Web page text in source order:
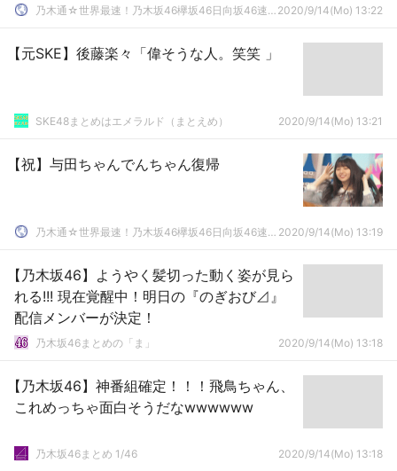
乃木通☆世界最速！乃木坂46欅坂46日向坂46速報まとめ 2020/9/14(Mo) 13:22
【元SKE】後藤楽々「偉そうな人。笑笑 」
SKE48まとめはエメラルド（まとえめ） 2020/9/14(Mo) 13:21
【祝】与田ちゃんでんちゃん復帰
乃木通☆世界最速！乃木坂46欅坂46日向坂46速報まとめ 2020/9/14(Mo) 13:19
【乃木坂46】ようやく髪切った動く姿が見ら
れる!!! 現在覚醒中！明日の『のぎおび⊿』
配信メンバーが決定！
乃木坂46まとめの「ま」 2020/9/14(Mo) 13:18
【乃木坂46】神番組確定！！！飛鳥ちゃん、
これめっちゃ面白そうだなwwwwww
乃木坂46まとめ 1/46 2020/9/14(Mo) 13:18